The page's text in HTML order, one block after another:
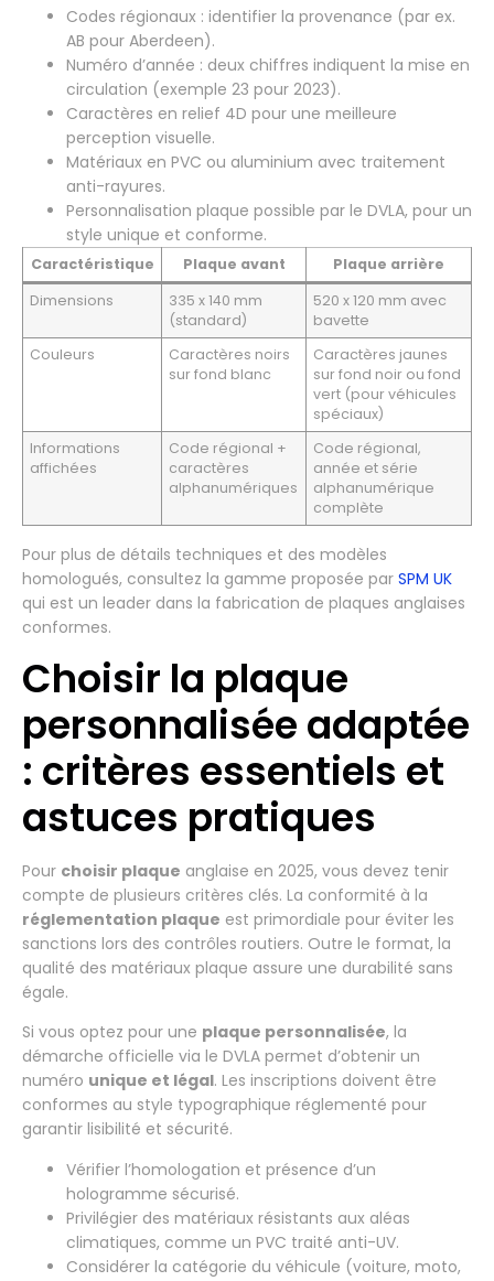
Codes régionaux : identifier la provenance (par ex.
AB pour Aberdeen).
Numéro d’année : deux chiffres indiquent la mise en
circulation (exemple 23 pour 2023).
Caractères en relief 4D pour une meilleure
perception visuelle.
Matériaux en PVC ou aluminium avec traitement
anti-rayures.
Personnalisation plaque possible par le DVLA, pour un
style unique et conforme.
Caractéristique Plaque avant
Plaque arrière
Dimensions
335 x 140 mm
(standard)
520 x 120 mm avec
bavette
Couleurs
Caractères noirs
sur fond blanc
Caractères jaunes
sur fond noir ou fond
vert (pour véhicules
spéciaux)
Informations
affichées
Code régional +
caractères
alphanumériques
Code régional,
année et série
alphanumérique
complète
Pour plus de détails techniques et des modèles
homologués, consultez la gamme proposée par SPM UK
qui est un leader dans la fabrication de plaques anglaises
conformes.
Choisir la plaque
personnalisée adaptée
: critères essentiels et
astuces pratiques
Pour choisir plaque anglaise en 2025, vous devez tenir
compte de plusieurs critères clés. La conformité à la
réglementation plaque est primordiale pour éviter les
sanctions lors des contrôles routiers. Outre le format, la
qualité des matériaux plaque assure une durabilité sans
égale.
Si vous optez pour une plaque personnalisée, la
démarche officielle via le DVLA permet d’obtenir un
numéro unique et légal. Les inscriptions doivent être
conformes au style typographique réglementé pour
garantir lisibilité et sécurité.
Vérifier l’homologation et présence d’un
hologramme sécurisé.
Privilégier des matériaux résistants aux aléas
climatiques, comme un PVC traité anti-UV.
Considérer la catégorie du véhicule (voiture, moto,